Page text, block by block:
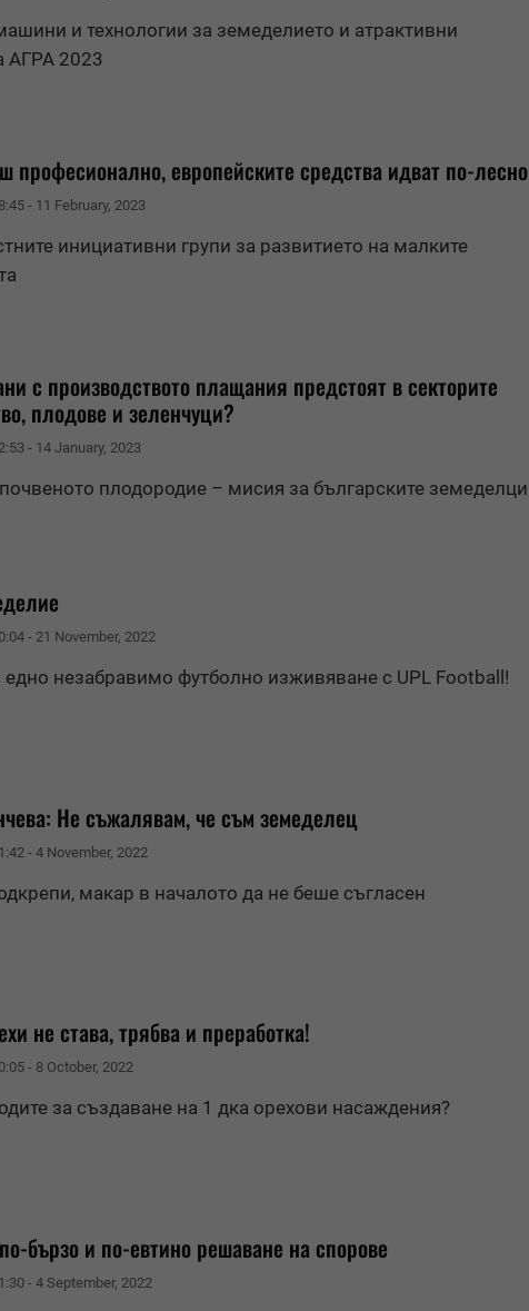
и технологии за земеделието и атрактивни
АГРА 2023
професионално, европейските средства идват по-лесно
- 11 February, 2023
инициативни групи за развитието на малките
с производството плащания предстоят в секторите
плодове и зеленчуци?
- 14 January, 2023
плодородие – мисия за българските земеделци
- 21 November, 2022
едно незабравимо футболно изживяване с UPL Football!
Не съжалявам, че съм земеделец
- 4 November, 2022
макар в началото да не беше съгласен
не става, трябва и преработка!
- 8 October, 2022
за създаване на 1 дка орехови насаждения?
бързо и по-евтино решаване на спорове
- 4 September, 2022